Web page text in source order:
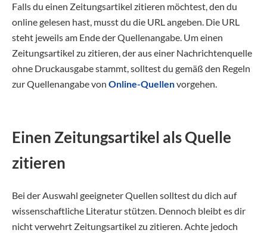
Falls du einen Zeitungsartikel zitieren möchtest, den du
online gelesen hast, musst du die URL angeben. Die URL
steht jeweils am Ende der Quellenangabe. Um einen
Zeitungsartikel zu zitieren, der aus einer Nachrichtenquelle
ohne Druckausgabe stammt, solltest du gemäß den Regeln
zur Quellenangabe von Online-Quellenvorgehen.
Einen Zeitungsartikel als Quelle
zitieren
Bei der Auswahl geeigneter Quellen solltest du dich auf
wissenschaftliche Literatur stützen. Dennoch bleibt es dir
nicht verwehrt Zeitungsartikel zu zitieren. Achte jedoch